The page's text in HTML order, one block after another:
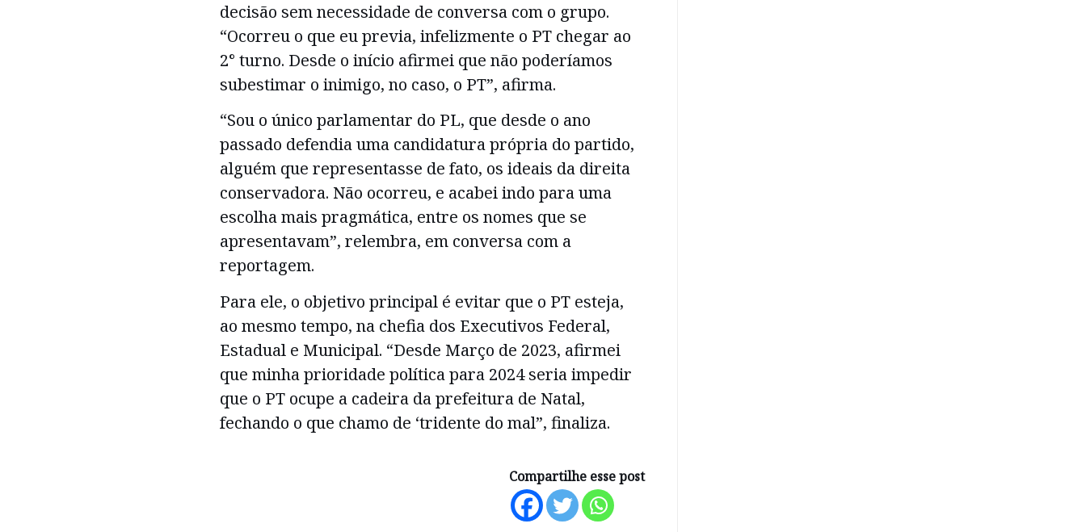
decisão sem necessidade de conversa com o grupo.
“Ocorreu o que eu previa, infelizmente o PT chegar ao
2° turno. Desde o início afirmei que não poderíamos
subestimar o inimigo, no caso, o PT”, afirma.
“Sou o único parlamentar do PL, que desde o ano
passado defendia uma candidatura própria do partido,
alguém que representasse de fato, os ideais da direita
conservadora. Não ocorreu, e acabei indo para uma
escolha mais pragmática, entre os nomes que se
apresentavam”, relembra, em conversa com a
reportagem.
Para ele, o objetivo principal é evitar que o PT esteja,
ao mesmo tempo, na chefia dos Executivos Federal,
Estadual e Municipal. “Desde Março de 2023, afirmei
que minha prioridade política para 2024 seria impedir
que o PT ocupe a cadeira da prefeitura de Natal,
fechando o que chamo de ‘tridente do mal”, finaliza.
Compartilhe esse post